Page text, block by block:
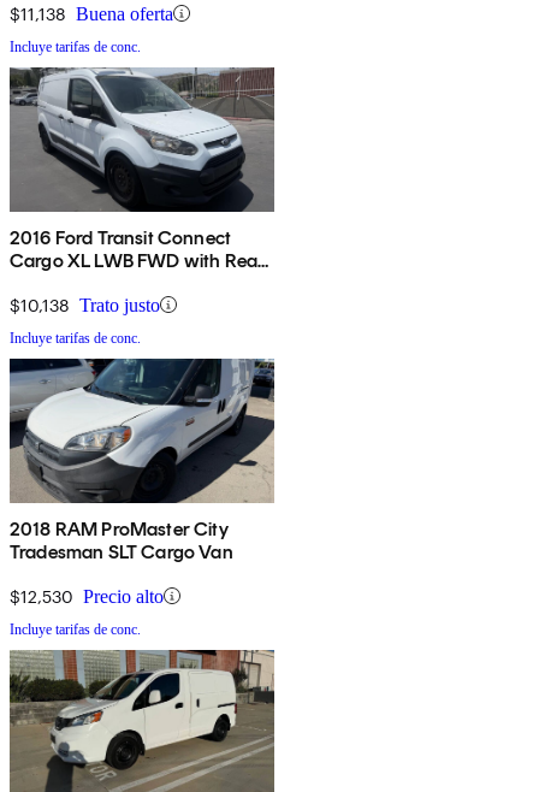
$11,138 Buena oferta
Incluye tarifas de conc.
2016 Ford Transit Connect
Cargo XL LWB FWD with Rear
$10,138 Trato justo
Incluye tarifas de conc.
2018 RAM ProMaster City
Tradesman SLT Cargo Van
$12,530 Precio alto
Incluye tarifas de conc.